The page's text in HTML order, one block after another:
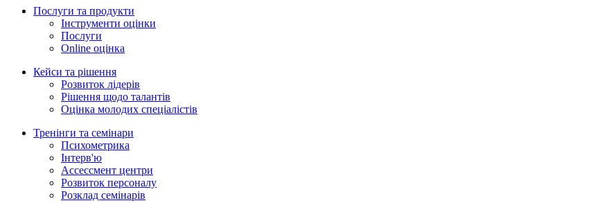
Послуги та продукти
Інструменти оцінки
Послуги
Online оцінка
Кейси та рішення
Розвиток лідерів
Рішення щодо талантів
Оцінка молодих спеціалістів
Тренінги та семінари
Психометрика
Iнтерв'ю
Ассессмент центри
Розвиток персоналу
Розклад семінарів